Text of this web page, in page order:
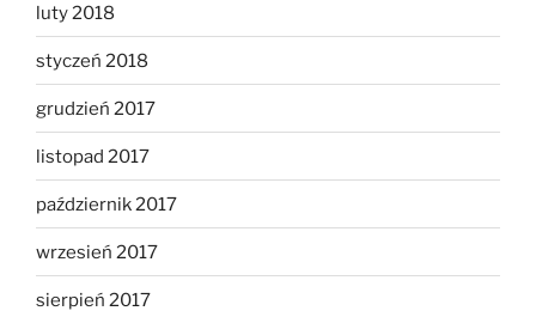
luty 2018
styczeń 2018
grudzień 2017
listopad 2017
październik 2017
wrzesień 2017
sierpień 2017